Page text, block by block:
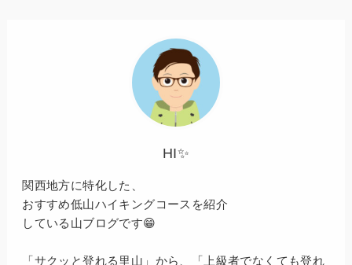
HI✨
関西地方に特化した、
おすすめ低山ハイキングコースを紹介
している山ブログです😁
「サクッと登れる里山」から、「上級者でなくても登れ